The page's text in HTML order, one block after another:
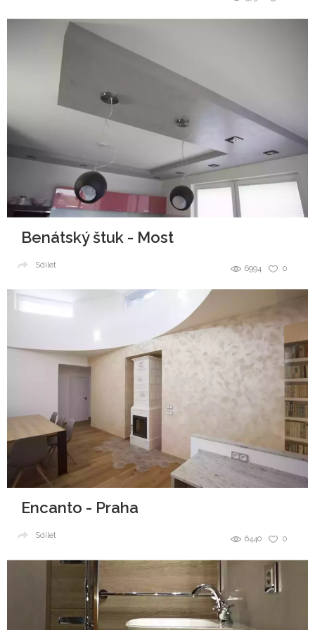
Benátský štuk - Most
0
6994
Sdílet
Encanto - Praha
0
6440
Sdílet